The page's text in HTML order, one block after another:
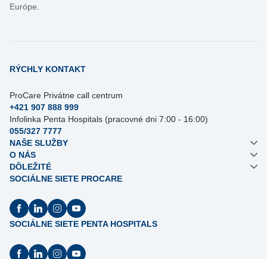
Európe.
RÝCHLY KONTAKT
ProCare Privátne call centrum
+421 907 888 999
Infolinka Penta Hospitals (pracovné dni 7:00 - 16:00)
055/327 7777
NAŠE SLUŽBY
O NÁS
DÔLEŽITÉ
SOCIÁLNE SIETE PROCARE
SOCIÁLNE SIETE PENTA HOSPITALS